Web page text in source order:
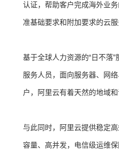
认证，帮助客户完成海外业
准基础要求和附加要求的云服
基于全球人力资源的“日不落
服务人员，面向服务器、网
户，阿里云有着天然的地域
与此同时，阿里云提供稳定
容量、高并发，电信级运维